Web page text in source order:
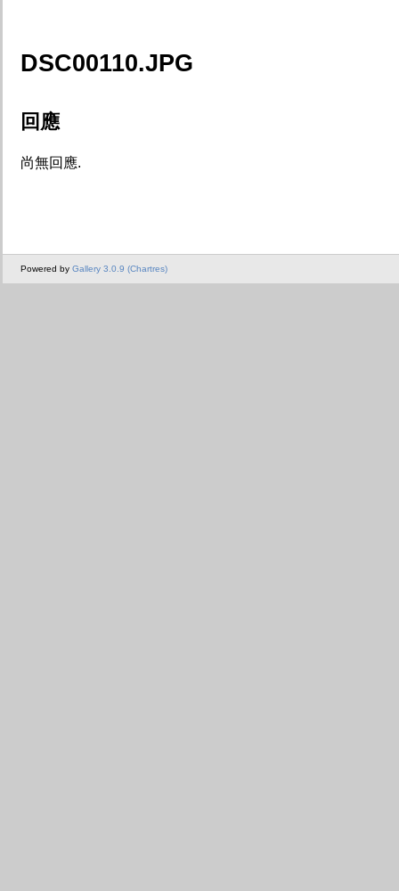
DSC00110.JPG
回應
尚無回應.
Powered by Gallery 3.0.9 (Chartres)